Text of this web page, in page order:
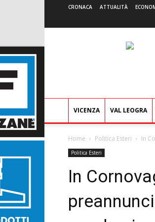
CRONACA ATTUALITÀ
VICENZA VAL LEOGRA
Home Politica Esteri In
Politica Esteri
In